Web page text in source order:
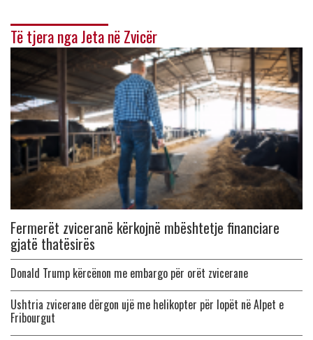
Të tjera nga Jeta në Zvicër
Fermerët zviceranë kërkojnë mbështetje financiare
gjatë thatësirës
Donald Trump kërcënon me embargo për orët zvicerane
Ushtria zvicerane dërgon ujë me helikopter për lopët në Alpet e
Fribourgut